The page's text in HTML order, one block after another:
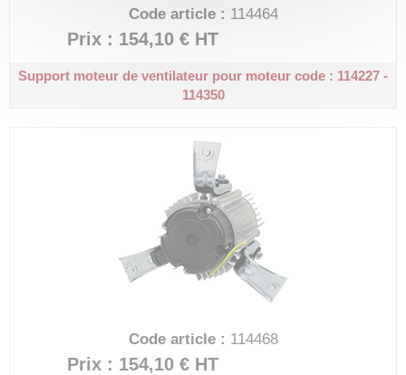
Code article : 114464
Prix : 154,10 € HT
Support moteur de ventilateur pour moteur code : 114227 -
114350
Code article : 114468
Prix : 154,10 € HT